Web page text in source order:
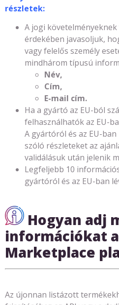
részletek:
A jogi
érdekében javasoljuk,
vagy felelős személy
mindhárom típusú
Név,
Cím,
E-mail cím.
Ha a gyártó az EU-ból
felhasználhatók az EU-
A gyártóról és az EU-
szóló részleteket az
validálásuk után jelenik
Legfeljebb 10
gyártóról és az EU-ban
Hogyan adj
információkat
Marketplace
Az újonnan listázott